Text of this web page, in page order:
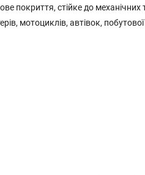
покриття, стійке до
мотоциклів, автівок, побутової